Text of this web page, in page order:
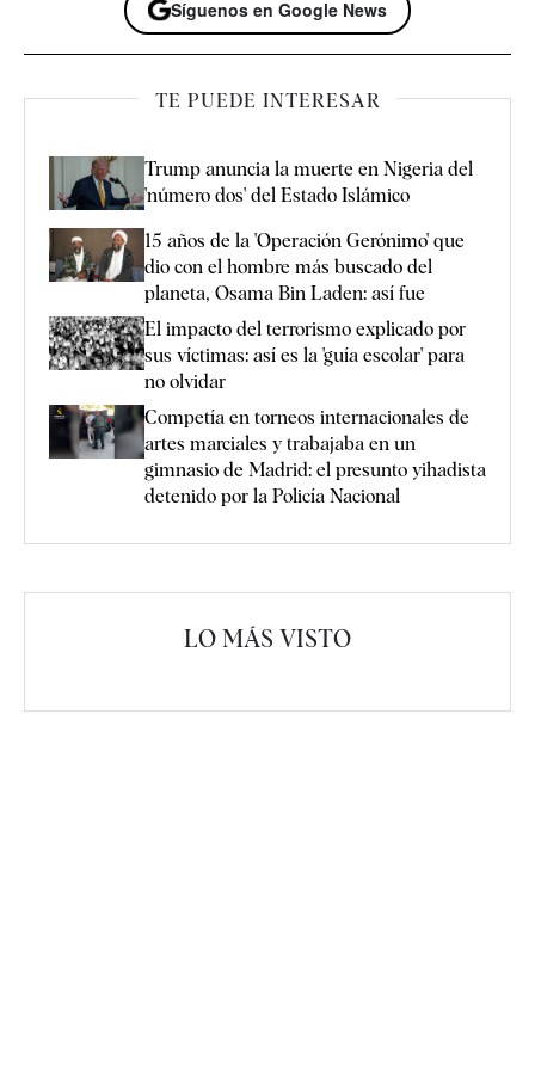
Síguenos en Google News
TE PUEDE INTERESAR
Trump anuncia la muerte en Nigeria del
'número dos' del Estado Islámico
15 años de la 'Operación Gerónimo' que
dio con el hombre más buscado del
planeta, Osama Bin Laden: así fue
El impacto del terrorismo explicado por
sus víctimas: así es la 'guía escolar' para
no olvidar
Competía en torneos internacionales de
artes marciales y trabajaba en un
gimnasio de Madrid: el presunto yihadista
detenido por la Policía Nacional
LO MÁS VISTO